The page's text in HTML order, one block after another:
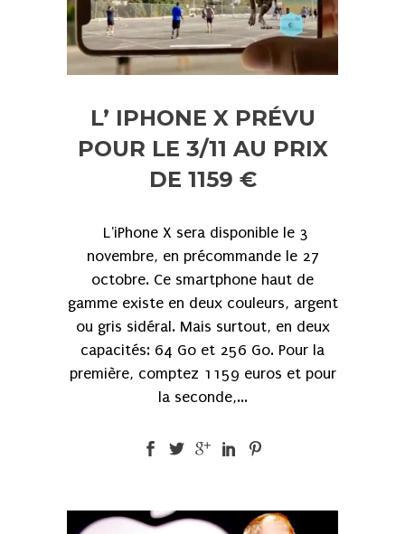
L’ IPHONE X PRÉVU
POUR LE 3/11 AU PRIX
DE 1159 €
L'iPhone X sera disponible le 3
novembre, en précommande le 27
octobre. Ce smartphone haut de
gamme existe en deux couleurs, argent
ou gris sidéral. Mais surtout, en deux
capacités: 64 Go et 256 Go. Pour la
première, comptez 1159 euros et pour
la seconde,...